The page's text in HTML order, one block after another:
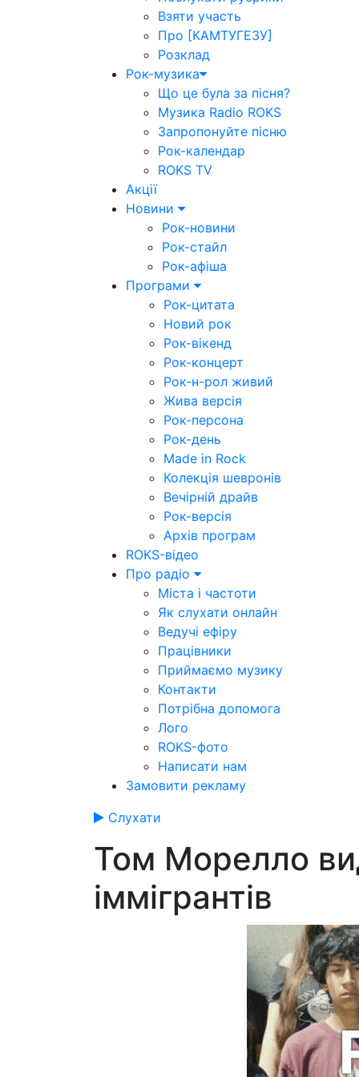
Взяти участь
Про [КАМТУГЕЗУ]
Розклад
Рок-музика
Що це була за пісня?
Музика Radio ROKS
Запропонуйте пісню
Рок-календар
ROKS TV
Акції
Новини
Рок-новини
Рок-стайл
Рок-афіша
Програми
Рок-цитата
Новий рок
Рок-вікенд
Рок-концерт
Рок-н-рол живий
Жива версія
Рок-персона
Рок-день
Made in Rock
Колекція шевронів
Вечірній драйв
Рок-версія
Архів програм
ROKS-відео
Про радіо
Міста і частоти
Як слухати онлайн
Ведучі ефіру
Працівники
Приймаємо музику
Контакти
Потрібна допомога
Лого
ROKS-фото
Написати нам
Замовити рекламу
Слухати
Том Морелло
іммігрантів